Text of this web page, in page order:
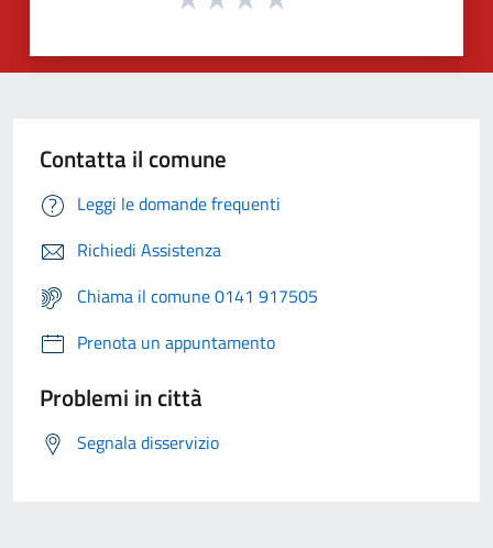
Contatta il comune
Leggi le domande frequenti
Richiedi Assistenza
Chiama il comune 0141 917505
Prenota un appuntamento
Problemi in città
Segnala disservizio